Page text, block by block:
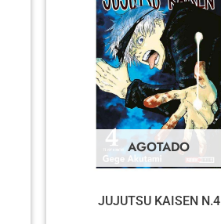
AGOTADO
JUJUTSU KAISEN N.4